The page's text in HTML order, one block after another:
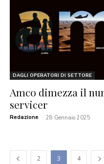
DAGLI OPERATORI DI SETTORE
Amco dimezza il
servicer
Redazione - 28 Gennaio 2025
2 3 4